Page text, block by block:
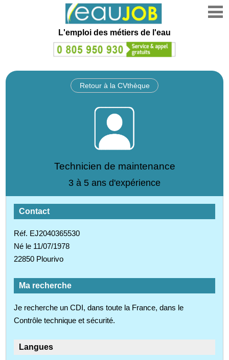
L'emploi des métiers de l'eau
Retour à la CVthèque
Technicien de maintenance
3 à 5 ans d'expérience
Contact
Réf. EJ2040365530
Né le 11/07/1978
22850 Plourivo
Ma recherche
Je recherche un CDI, dans toute la France, dans le
Contrôle technique et sécurité.
Langues